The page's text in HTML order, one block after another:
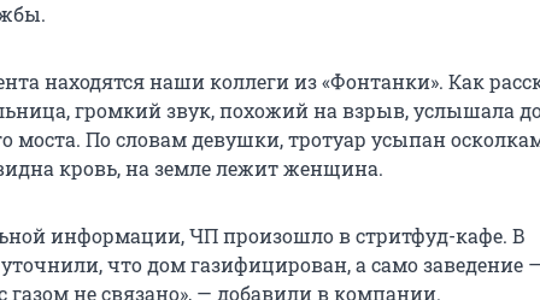
находятся наши коллеги из «Фонтанки». Как
громкий звук, похожий на взрыв, услышала
моста. По словам девушки, тротуар усыпан
кровь, на земле лежит женщина.
информации, ЧП произошло в стритфуд-кафе. В
уточнили, что дом газифицирован, а само заведение
газом не связано», — добавили в компании.